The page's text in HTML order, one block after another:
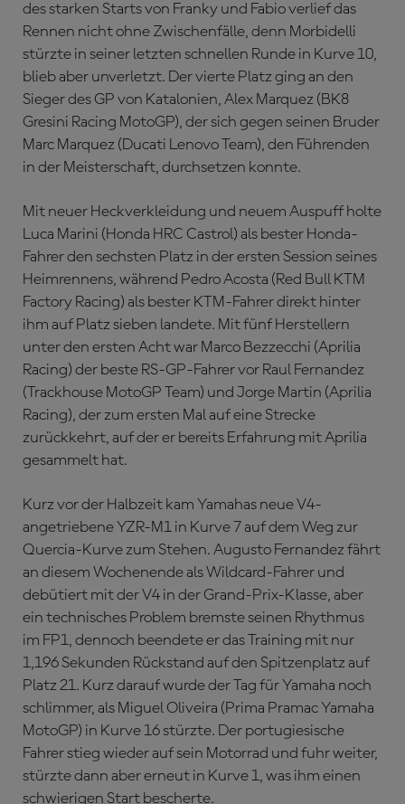
des starken Starts von Franky und Fabio verlief das
Rennen nicht ohne Zwischenfälle, denn Morbidelli
stürzte in seiner letzten schnellen Runde in Kurve 10,
blieb aber unverletzt. Der vierte Platz ging an den
Sieger des GP von Katalonien, Alex Marquez (BK8
Gresini Racing MotoGP), der sich gegen seinen Bruder
Marc Marquez (Ducati Lenovo Team), den Führenden
in der Meisterschaft, durchsetzen konnte.
Mit neuer Heckverkleidung und neuem Auspuff holte
Luca Marini (Honda HRC Castrol) als bester Honda-
Fahrer den sechsten Platz in der ersten Session seines
Heimrennens, während Pedro Acosta (Red Bull KTM
Factory Racing) als bester KTM-Fahrer direkt hinter
ihm auf Platz sieben landete. Mit fünf Herstellern
unter den ersten Acht war Marco Bezzecchi (Aprilia
Racing) der beste RS-GP-Fahrer vor Raul Fernandez
(Trackhouse MotoGP Team) und Jorge Martin (Aprilia
Racing), der zum ersten Mal auf eine Strecke
zurückkehrt, auf der er bereits Erfahrung mit Aprilia
gesammelt hat.
Kurz vor der Halbzeit kam Yamahas neue V4-
angetriebene YZR-M1 in Kurve 7 auf dem Weg zur
Quercia-Kurve zum Stehen. Augusto Fernandez fährt
an diesem Wochenende als Wildcard-Fahrer und
debütiert mit der V4 in der Grand-Prix-Klasse, aber
ein technisches Problem bremste seinen Rhythmus
im FP1, dennoch beendete er das Training mit nur
1,196 Sekunden Rückstand auf den Spitzenplatz auf
Platz 21. Kurz darauf wurde der Tag für Yamaha noch
schlimmer, als Miguel Oliveira (Prima Pramac Yamaha
MotoGP) in Kurve 16 stürzte. Der portugiesische
Fahrer stieg wieder auf sein Motorrad und fuhr weiter,
stürzte dann aber erneut in Kurve 1, was ihm einen
schwierigen Start bescherte.